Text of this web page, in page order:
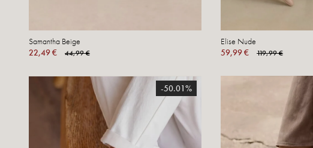
Samantha Beige
22,49 €
44,99 €
Elise Nude
59,99 €
119,99 €
-50.01%